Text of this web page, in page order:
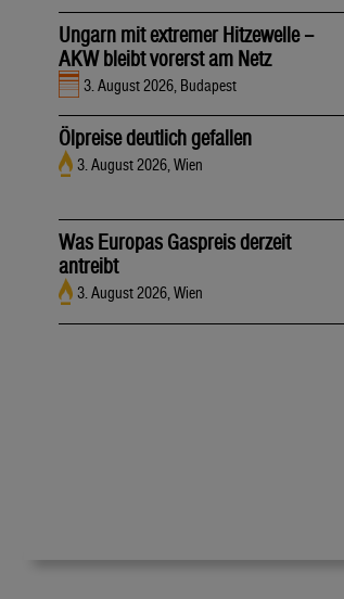
Ungarn mit extremer Hitzewelle –
AKW bleibt vorerst am Netz
3. August 2026, Budapest
Ölpreise deutlich gefallen
3. August 2026, Wien
Was Europas Gaspreis derzeit
antreibt
3. August 2026, Wien